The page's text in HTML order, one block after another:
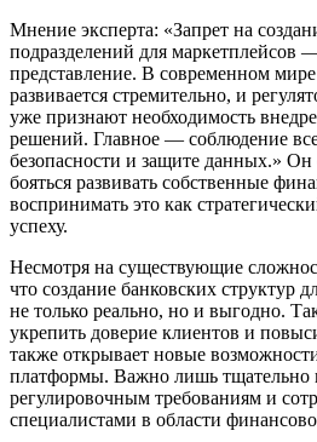
Мнение эксперта: «Запрет на
подразделений для маркетплейсов
представление. В современном
развивается стремительно, и
уже признают необходимость
решений. Главное — соблюдение
безопасности и защите данных.» Он
бояться развивать собственные
воспринимать это как
успеху.
Несмотря на существующие
что создание банковских структур
не только реально, но и выгодно.
укрепить доверие клиентов и
также открывает новые
платформы. Важно лишь тщательно
регулировочным требованиям и
специалистами в области